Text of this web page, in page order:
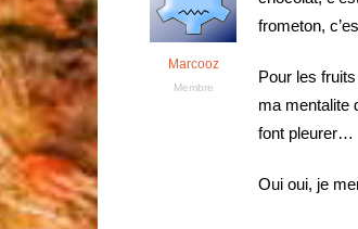
Marcooz
Membre
frometon,
Pour les
ma mentalite
font pleurer…
Oui oui, je